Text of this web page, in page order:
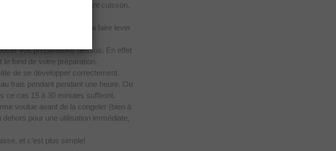
exposé à la chaleur avant cuisson,
bien.
par la température qui va faire lever
vos préparations dessus. En effet
le fond de votre préparation.
de se développer correctement.
frais pendant pendant une heure. Ou
ce cas 15 à 30 minutes suffiront.
voulue avant de la congeler (bien à
pour une utilisation immédiate,
et c’est plus simple!